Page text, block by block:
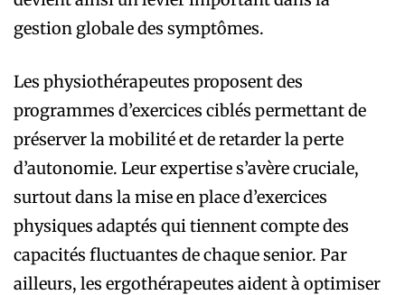
gestion globale des symptômes.
Les physiothérapeutes proposent des
programmes d’exercices ciblés permettant de
préserver la mobilité et de retarder la perte
d’autonomie. Leur expertise s’avère cruciale,
surtout dans la mise en place d’exercices
physiques adaptés qui tiennent compte des
capacités fluctuantes de chaque senior. Par
ailleurs, les ergothérapeutes aident à optimiser